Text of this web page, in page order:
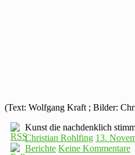
(Text: Wolfgang Kraft ; Bilder:
Kunst die nachdenklich
Christian Rohlfing 13.
Berichte Keine Kommentare